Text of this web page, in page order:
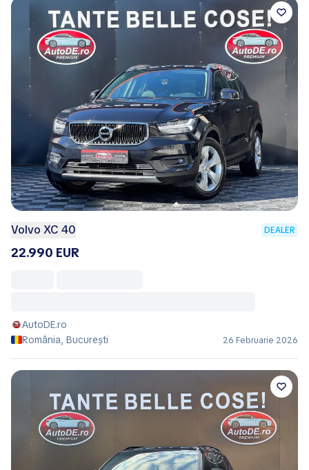
Volvo XC 40 DEALER
22.990 EUR
AutoDE.ro
România, București
26 Februarie 2026